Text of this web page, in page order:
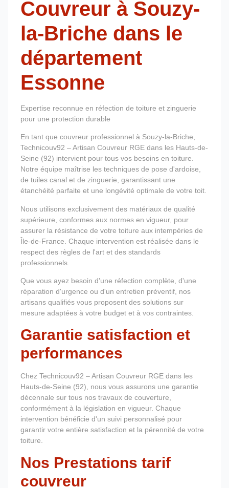
Couvreur à Souzy-
la-Briche dans le
département
Essonne
Expertise reconnue en réfection de toiture et zinguerie
pour une protection durable
En tant que couvreur professionnel à Souzy-la-Briche,
Technicouv92 – Artisan Couvreur RGE dans les Hauts-de-
Seine (92) intervient pour tous vos besoins en toiture.
Notre équipe maîtrise les techniques de pose d'ardoise,
de tuiles canal et de zinguerie, garantissant une
étanchéité parfaite et une longévité optimale de votre toit.
Nous utilisons exclusivement des matériaux de qualité
supérieure, conformes aux normes en vigueur, pour
assurer la résistance de votre toiture aux intempéries de
Île-de-France. Chaque intervention est réalisée dans le
respect des règles de l'art et des standards
professionnels.
Que vous ayez besoin d'une réfection complète, d'une
réparation d'urgence ou d'un entretien préventif, nos
artisans qualifiés vous proposent des solutions sur
mesure adaptées à votre budget et à vos contraintes.
Garantie satisfaction et
performances
Chez Technicouv92 – Artisan Couvreur RGE dans les
Hauts-de-Seine (92), nous vous assurons une garantie
décennale sur tous nos travaux de couverture,
conformément à la législation en vigueur. Chaque
intervention bénéficie d'un suivi personnalisé pour
garantir votre entière satisfaction et la pérennité de votre
toiture.
Nos Prestations tarif
couvreur